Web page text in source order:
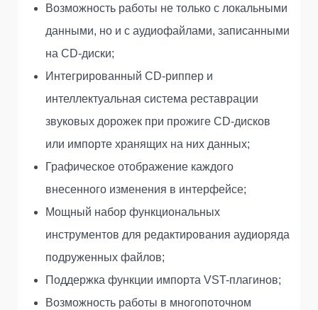
Возможность работы не только с локальными
данными, но и с аудиофайлами, записанными
на CD-диски;
Интегрированный CD-риппер и
интеллектуальная система реставрации
звуковых дорожек при прожиге CD-дисков
или импорте хранящих на них данных;
Графическое отображение каждого
внесенного изменения в интерфейсе;
Мощный набор функциональных
инструментов для редактирования аудиоряда
подруженных файлов;
Поддержка функции импорта VST-плагинов;
Возможность работы в многопоточном